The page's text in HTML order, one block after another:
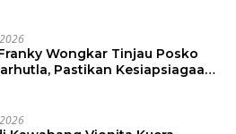
Wongkar Tinjau Posko
Pastikan Kesiapsiagaan